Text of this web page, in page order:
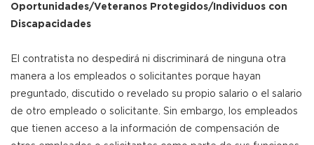
Oportunidades/Veteranos Protegidos/Individuos con
Discapacidades
El contratista no despedirá ni discriminará de ninguna otra
manera a los empleados o solicitantes porque hayan
preguntado, discutido o revelado su propio salario o el salario
de otro empleado o solicitante. Sin embargo, los empleados
que tienen acceso a la información de compensación de